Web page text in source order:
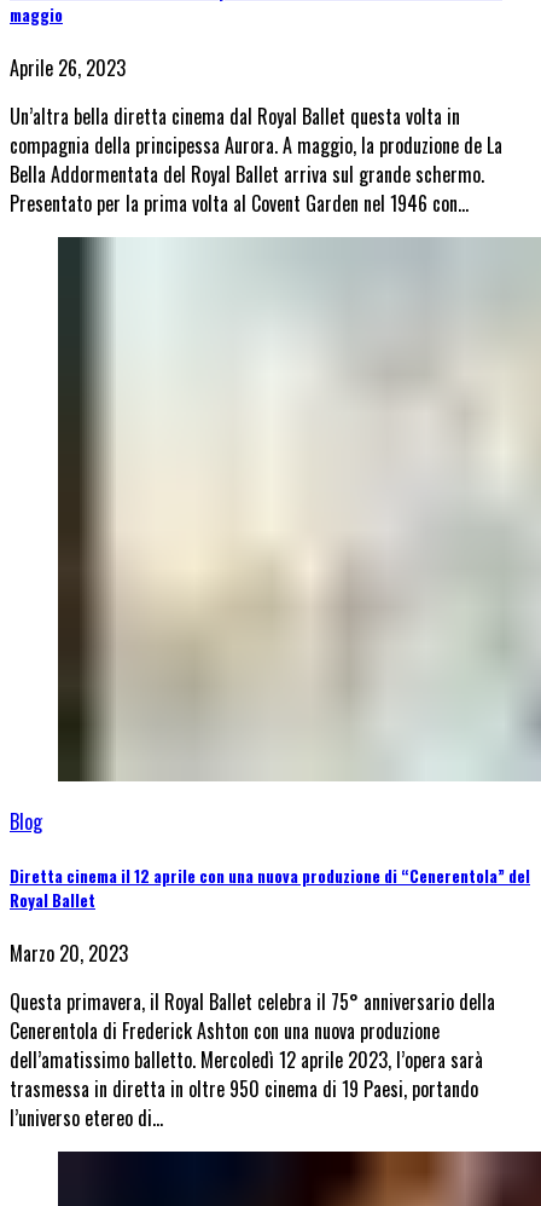
maggio
Aprile 26, 2023
Un’altra bella diretta cinema dal Royal Ballet questa volta in
compagnia della principessa Aurora. A maggio, la produzione de La
Bella Addormentata del Royal Ballet arriva sul grande schermo.
Presentato per la prima volta al Covent Garden nel 1946 con…
Blog
Diretta cinema il 12 aprile con una nuova produzione di “Cenerentola” del
Royal Ballet
Marzo 20, 2023
Questa primavera, il Royal Ballet celebra il 75° anniversario della
Cenerentola di Frederick Ashton con una nuova produzione
dell’amatissimo balletto. Mercoledì 12 aprile 2023, l’opera sarà
trasmessa in diretta in oltre 950 cinema di 19 Paesi, portando
l’universo etereo di…